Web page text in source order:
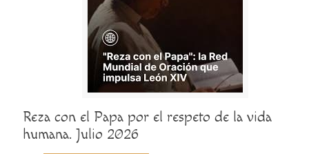
Reza con el Papa por el respeto de la vida
humana. Julio 2026